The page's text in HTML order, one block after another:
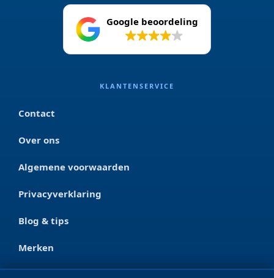
Google beoordeling
KLANTENSERVICE
Contact
Over ons
Algemene voorwaarden
Privacyverklaring
Blog & tips
Merken